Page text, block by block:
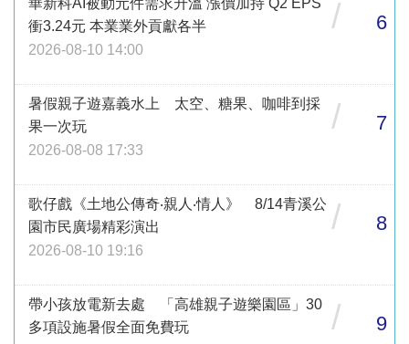
華新科AI被動元件需求升溫 漲價加持 Q2 EPS
衝3.24元 本業業外貢獻各半
2026-08-10 14:00
/ 6
暑假親子遊嘉義水上 太空、糖果、咖啡到採
果一次玩
2026-08-08 17:33
/ 7
歌仔戲《土地公傳奇‧親人‧情人》 8/14青溪公
園市民廣場精彩演出
2026-08-10 19:16
/ 8
帶小孩放電新去處 「高雄親子遊樂園區」30
多項設施暑假全面免費玩
/ 9